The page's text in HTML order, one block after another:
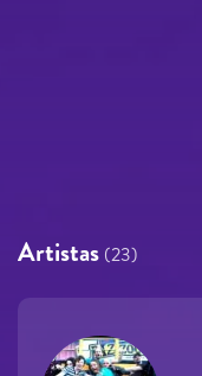
Artistas (23)